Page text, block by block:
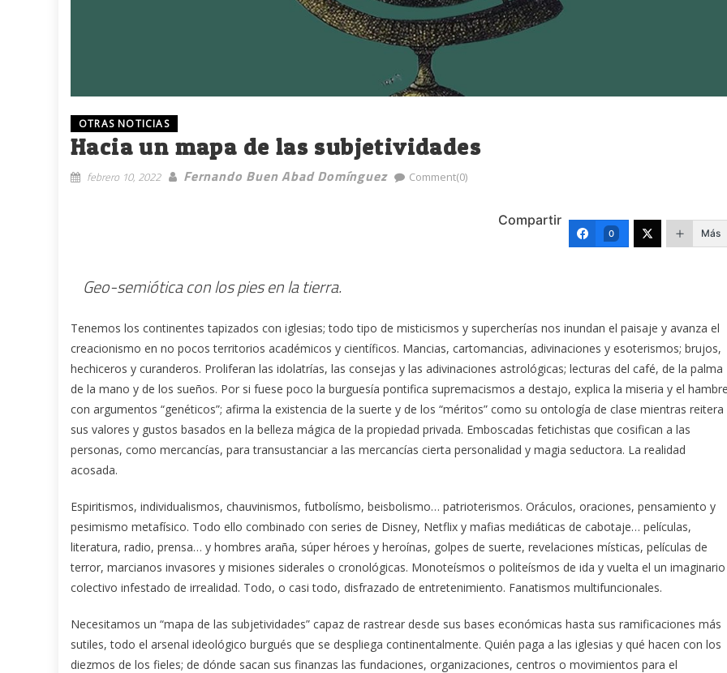
OTRAS NOTICIAS
Hacia un mapa de las subjetividades
febrero 10, 2022 Fernando Buen Abad Domínguez Comment(0)
Compartir
0 Más
Geo-semiótica con los pies en la tierra.
Tenemos los continentes tapizados con iglesias; todo tipo de misticismos y supercherías nos inundan el paisaje y avanza el
creacionismo en no pocos territorios académicos y científicos. Mancias, cartomancias, adivinaciones y esoterismos; brujos,
hechiceros y curanderos. Proliferan las idolatrías, las consejas y las adivinaciones astrológicas; lecturas del café, de la palma
de la mano y de los sueños. Por si fuese poco la burguesía pontifica supremacismos a destajo, explica la miseria y el hambre
con argumentos “genéticos”; afirma la existencia de la suerte y de los “méritos” como su ontología de clase mientras reitera
sus valores y gustos basados en la belleza mágica de la propiedad privada. Emboscadas fetichistas que cosifican a las
personas, como mercancías, para transustanciar a las mercancías cierta personalidad y magia seductora. La realidad
acosada.
Espiritismos, individualismos, chauvinismos, futbolísmo, beisbolismo… patrioterismos. Oráculos, oraciones, pensamiento y
pesimismo metafísico. Todo ello combinado con series de Disney, Netflix y mafias mediáticas de cabotaje… películas,
literatura, radio, prensa… y hombres araña, súper héroes y heroínas, golpes de suerte, revelaciones místicas, películas de
terror, marcianos invasores y misiones siderales o cronológicas. Monoteísmos o politeísmos de ida y vuelta el un imaginario
colectivo infestado de irrealidad. Todo, o casi todo, disfrazado de entretenimiento. Fanatismos multifuncionales.
Necesitamos un “mapa de las subjetividades” capaz de rastrear desde sus bases económicas hasta sus ramificaciones más
sutiles, todo el arsenal ideológico burgués que se despliega continentalmente. Quién paga a las iglesias y qué hacen con los
diezmos de los fieles; de dónde sacan sus finanzas las fundaciones, organizaciones, centros o movimientos para el